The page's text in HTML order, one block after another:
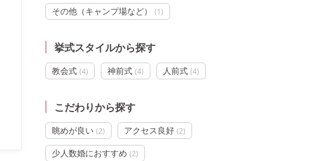
その他（キャンプ場など） (1)
挙式スタイルから探す
教会式 (4) 神前式 (4) 人前式 (4)
こだわりから探す
眺めが良い (2) アクセス良好 (2)
少人数婚におすすめ (2)